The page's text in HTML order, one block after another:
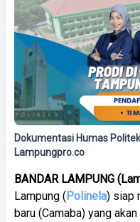
Dokumentasi Humas
Lampungpro.co
BANDAR LAMPUNG
Lampung (Polinela) siap
baru (Camaba) yang